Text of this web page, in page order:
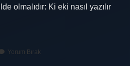
olmalıdır: Ki eki nasıl yazılır
Yorum Bırak